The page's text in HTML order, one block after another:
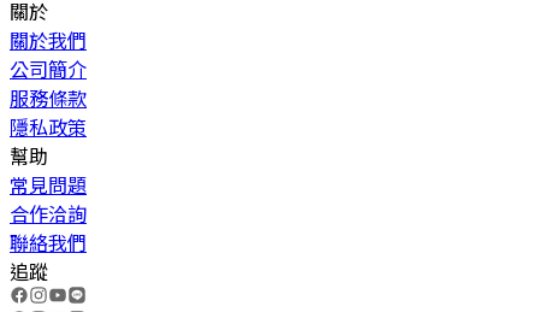
關於
關於我們
公司簡介
服務條款
隱私政策
幫助
常見問題
合作洽詢
聯絡我們
追蹤